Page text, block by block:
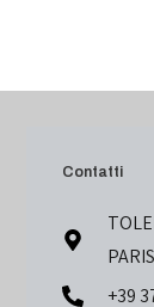
Contatti
+39